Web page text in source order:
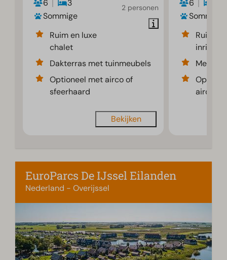
2 personen
6
3
Sommige
Ruim en luxe
chalet
Dakterras met tuinmeubels
Optioneel met airco of
sfeerhaard
Bekijken
6
Sommige
Ruime
Met
airco
EuroParcs De IJssel Eilanden
Nederland - Overijssel